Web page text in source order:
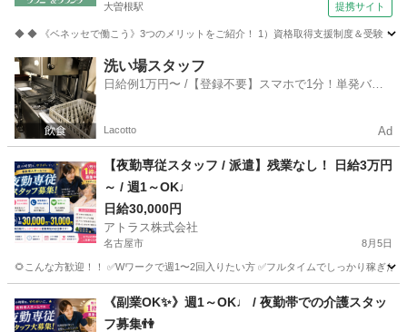
大曽根駅 提携サイト
◆ ◆ 《ベネッセで働こう》3つのメリットをご紹介！ 1）資格取得支援制度＆受験・
愛知 名古屋市 大曽根駅 介護
洗い場スタッフ
日給例1万円〜 /【登録不要】スマホで1分！単発バイ
Lacotto Ad
【夜勤専従スタッフ / 派遣】残業なし！ 日給3万円
～ / 週1～OK♩
日給30,000円
アトラス株式会社
名古屋市 8月5日
🌻こんな方歓迎！！ ✅Wワークで週1〜2回入りたい方 ✅フルタイムでしっかり稼ぎ
介護
《副業OK✨》週1～OK♩ / 夜勤帯での介護スタッ
フ募集👫